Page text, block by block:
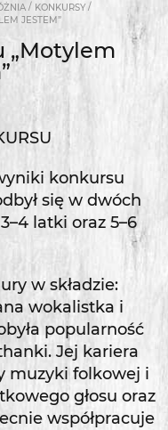
/ KONKURSY/
JESTEM”
„Motylem
konkursu
się w dwóch
latki oraz 5–6
w składzie:
wokalistka i
popularność
Jej kariera
muzyki folkowej i
głosu oraz
współpracuje